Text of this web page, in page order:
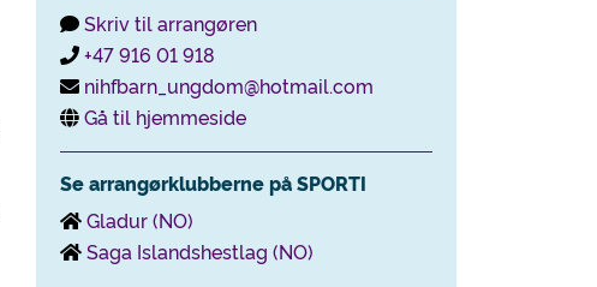
Skriv til arrangøren
+47 916 01 918
nihfbarn_ungdom@hotmail.com
Gå til hjemmeside
Se arrangørklubberne på SPORTI
Gladur (NO)
Saga Islandshestlag (NO)